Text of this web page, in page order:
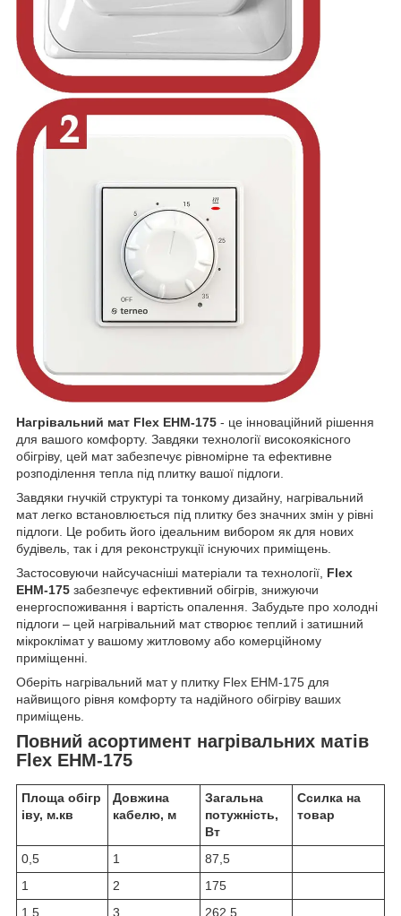
Нагрівальний мат Flex EHM-175 - це інноваційний рішення
для вашого комфорту. Завдяки технології високоякісного
обігріву, цей мат забезпечує рівномірне та ефективне
розподілення тепла під плитку вашої підлоги.
Завдяки гнучкій структурі та тонкому дизайну, нагрівальний
мат легко встановлюється під плитку без значних змін у рівні
підлоги. Це робить його ідеальним вибором як для нових
будівель, так і для реконструкції існуючих приміщень.
Застосовуючи найсучасніші матеріали та технології, Flex
EHM-175 забезпечує ефективний обігрів, знижуючи
енергоспоживання і вартість опалення. Забудьте про холодні
підлоги – цей нагрівальний мат створює теплий і затишний
мікроклімат у вашому житловому або комерційному
приміщенні.
Оберіть нагрівальний мат у плитку Flex EHM-175 для
найвищого рівня комфорту та надійного обігріву ваших
приміщень.
Повний асортимент нагрівальних матів
Flex EHM-175
Площа обігр
іву, м.кв
Довжина
кабелю, м
Загальна
потужність,
Вт
Ссилка на
товар
0,5 1
87,5
1
2
175
1,5
3 262,5